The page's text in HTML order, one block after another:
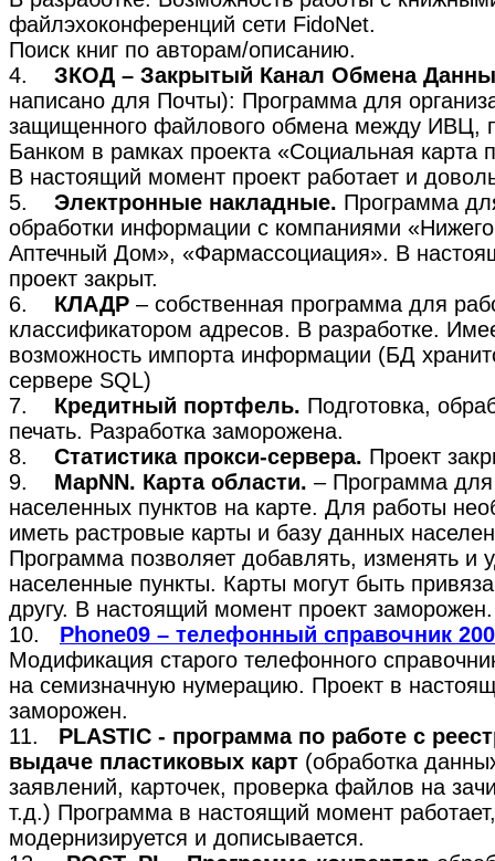
файлэхоконференций сети FidoNet.
Поиск книг по авторам/описанию.
4. ЗКОД – Закрытый Канал Обмена
написано для Почты): Программа для
защищенного файлового обмена между ИВЦ,
Банком в рамках проекта «Социальная карта
В настоящий момент проект работает и
5. Электронные накладные. Программа
обработки информации с компаниями
Аптечный Дом», «Фармассоциация». В
проект закрыт.
6. КЛАДР – собственная программа для
классификатором адресов. В разработке.
возможность импорта информации (БД
сервере SQL)
7. Кредитный портфель. Подготовка,
печать. Разработка заморожена.
8. Статистика прокси-сервера. Проект
9. MapNN. Карта области. – Программа для
населенных пунктов на карте. Для работы
иметь растровые карты и базу данных
Программа позволяет добавлять, изменять и
населенные пункты. Карты могут быть
другу. В настоящий момент проект заморожен.
10. Phone09 – телефонный справочник
Модификация старого телефонного
на семизначную нумерацию. Проект в
заморожен.
11. PLASTIC - программа по работе с
выдаче пластиковых карт (обработка
заявлений, карточек, проверка файлов на
т.д.) Программа в настоящий момент
модернизируется и дописывается.